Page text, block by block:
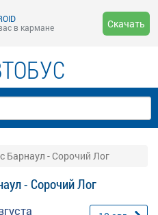
в кармане
Скачать
Барнаул - Сорочий Лог
- Сорочий Лог